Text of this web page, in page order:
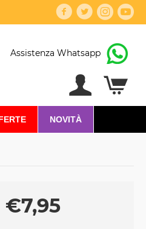
Assistenza Whatsapp
NOVITÀ
€7,95